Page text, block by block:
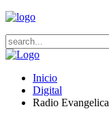
Inicio
Digital
Radio Evangelica